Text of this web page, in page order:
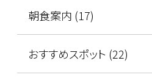
朝食案内 (17)
おすすめスポット (22)